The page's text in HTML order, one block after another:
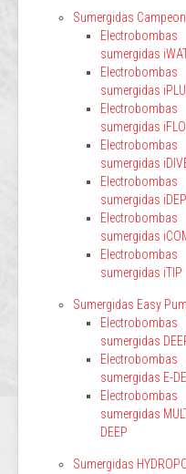
Sumergidas Campeon
Electrobombas
sumergidas
Electrobombas
sumergidas iPLU
Electrobombas
sumergidas iFLO
Electrobombas
sumergidas
Electrobombas
sumergidas iDEP
Electrobombas
sumergidas
Electrobombas
sumergidas iTIP
Sumergidas Easy
Electrobombas
sumergidas
Electrobombas
sumergidas E-
Electrobombas
sumergidas
DEEP
Sumergidas